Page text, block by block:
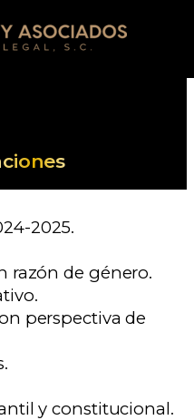
2025.
razón de género.
perspectiva de
y constitucional.